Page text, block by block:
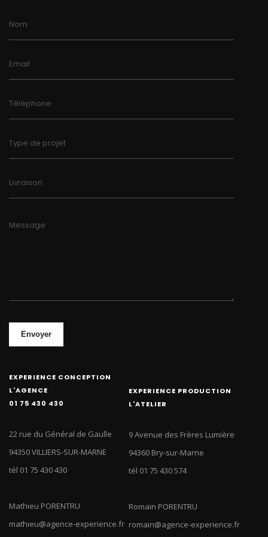
Nom
Email
Téléphone
Type de projet
Livraison
Message
Envoyer
EXPERIENCE CONCEPTION
L'AGENCE
01 75 430 430
22 rue du Général de Gaulle
94350 VILLIERS-SUR-MARNE
tél 01 75 430 430
Mathieu PORENTRU
mathieu@agence-experience.fr
EXPERIENCE PRODUCTION
L'ATELIER
9 Avenue des Frères Lumière
94360 Bry-sur-Marne
tél 01 75 430 574
Romain PORENTRU
romain@agence-experience.fr